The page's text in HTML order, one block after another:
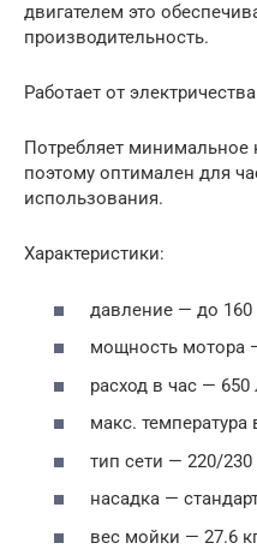
двигателем это
производительность.
Работает от
Потребляет минимальное
поэтому оптимален для
использования.
Характеристики:
давление — до 160
мощность мотора
расход в час — 650
макс.
тип сети — 220/230
насадка —
вес мойки — 27.6